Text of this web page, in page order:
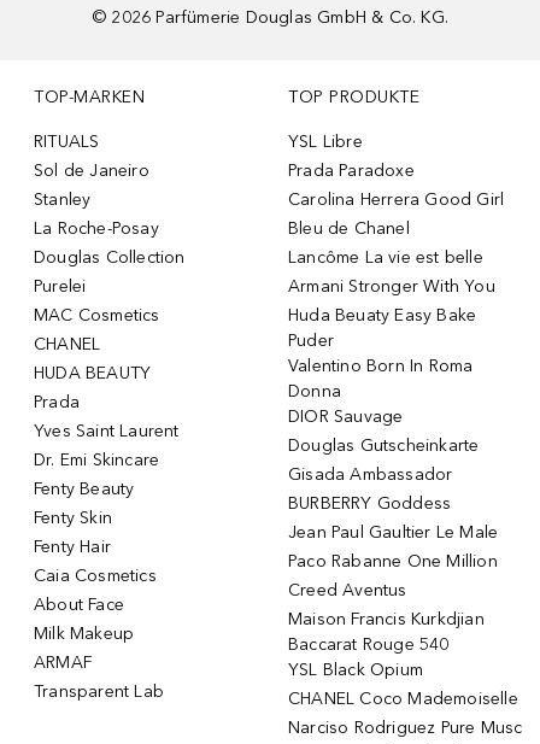
© 2026 Parfümerie Douglas GmbH & Co. KG.
TOP-MARKEN
RITUALS
Sol de Janeiro
Stanley
La Roche-Posay
Douglas Collection
Purelei
MAC Cosmetics
CHANEL
HUDA BEAUTY
Prada
Yves Saint Laurent
Dr. Emi Skincare
Fenty Beauty
Fenty Skin
Fenty Hair
Caia Cosmetics
About Face
Milk Makeup
ARMAF
Transparent Lab
TOP PRODUKTE
YSL Libre
Prada Paradoxe
Carolina Herrera Good Girl
Bleu de Chanel
Lancôme La vie est belle
Armani Stronger With You
Huda Beuaty Easy Bake
Puder
Valentino Born In Roma
Donna
DIOR Sauvage
Douglas Gutscheinkarte
Gisada Ambassador
BURBERRY Goddess
Jean Paul Gaultier Le Male
Paco Rabanne One Million
Creed Aventus
Maison Francis Kurkdjian
Baccarat Rouge 540
YSL Black Opium
CHANEL Coco Mademoiselle
Narciso Rodriguez Pure Musc